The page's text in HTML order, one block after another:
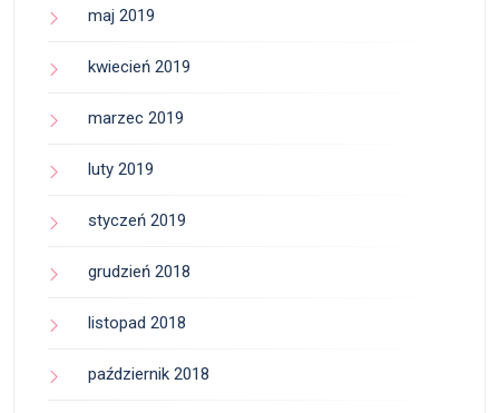
maj 2019
kwiecień 2019
marzec 2019
luty 2019
styczeń 2019
grudzień 2018
listopad 2018
październik 2018